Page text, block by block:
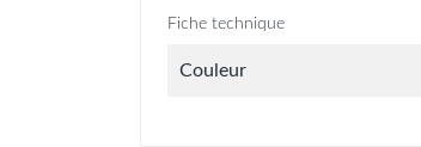
Fiche technique
Couleur